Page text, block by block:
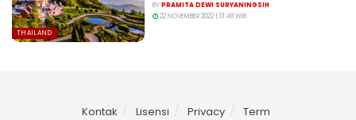
THAILAND
BYPRAMITA DEWI SURYANINGSIH
22 NOVEMBER 2022 | 01:48 WIB
Kontak Lisensi Privacy Term